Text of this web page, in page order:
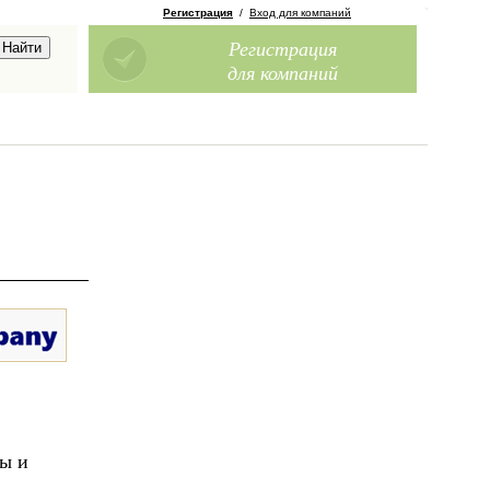
Регистрация / Вход для компаний
Регистрация
для компаний
и